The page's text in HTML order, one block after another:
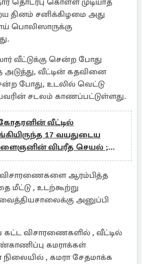
தொடர்பு கொள்ள முடியாத
தினம் சனிக்கிழமை அது
பொலிஸாருக்கு
வீட்டுக்கு சென்ற போது
அடுத்து, வீட்டின் கதவினை
போது, உடலில் வெட்டு
சடலம் காணப்பட்டுள்ளது.
வீட்டில்
17 வயதுடைய
விபரீத செயல் ;
பகுதியில் சம்பவம்
ஆரம்பித்த
மீட்டு , உடற்கூற்று
அனுப்பி
விசாரணைகளில் , வீட்டில்
கமராக்கள்
, கமரா சேதமாக்க